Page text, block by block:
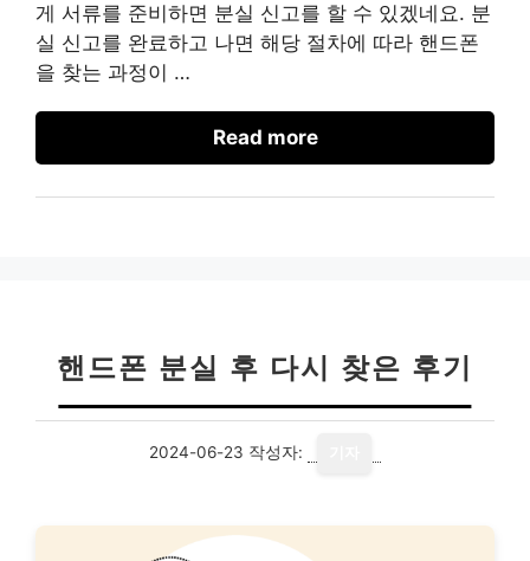
게 서류를 준비하면 분실 신고를 할 수 있겠네요. 분
실 신고를 완료하고 나면 해당 절차에 따라 핸드폰
을 찾는 과정이 …
Read more
핸드폰 분실 후 다시 찾은 후기
2024-06-23 작성자: